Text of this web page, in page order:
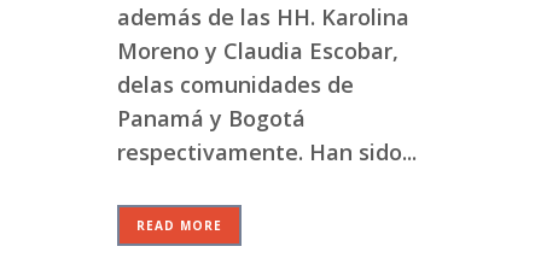
además de las HH. Karolina
Moreno y Claudia Escobar,
delas comunidades de
Panamá y Bogotá
respectivamente. Han sido...
READ MORE